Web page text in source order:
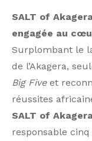
SALT of
engagée au
Surplombant le
de l’Akagera,
Big Five et
réussites
SALT of
responsable